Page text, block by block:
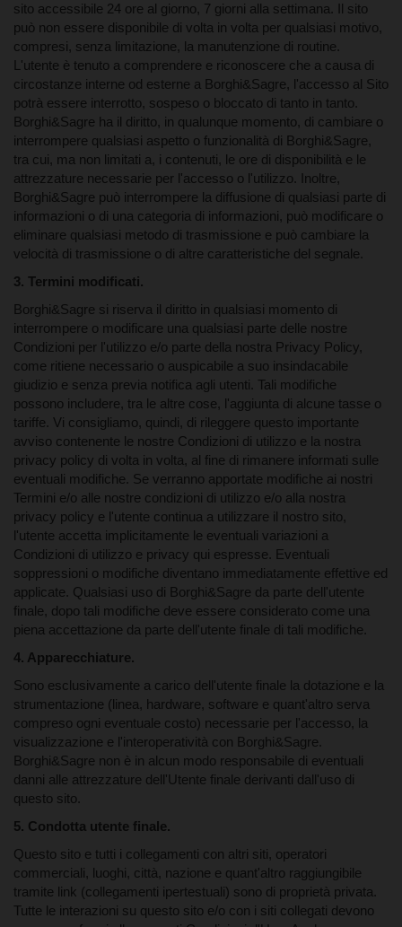
sito accessibile 24 ore al giorno, 7 giorni alla settimana. Il sito
può non essere disponibile di volta in volta per qualsiasi motivo,
compresi, senza limitazione, la manutenzione di routine.
L'utente è tenuto a comprendere e riconoscere che a causa di
circostanze interne od esterne a Borghi&Sagre, l'accesso al Sito
potrà essere interrotto, sospeso o bloccato di tanto in tanto.
Borghi&Sagre ha il diritto, in qualunque momento, di cambiare o
interrompere qualsiasi aspetto o funzionalità di Borghi&Sagre,
tra cui, ma non limitati a, i contenuti, le ore di disponibilità e le
attrezzature necessarie per l'accesso o l'utilizzo. Inoltre,
Borghi&Sagre può interrompere la diffusione di qualsiasi parte di
informazioni o di una categoria di informazioni, può modificare o
eliminare qualsiasi metodo di trasmissione e può cambiare la
velocità di trasmissione o di altre caratteristiche del segnale.
3. Termini modificati.
Borghi&Sagre si riserva il diritto in qualsiasi momento di
interrompere o modificare una qualsiasi parte delle nostre
Condizioni per l'utilizzo e/o parte della nostra Privacy Policy,
come ritiene necessario o auspicabile a suo insindacabile
giudizio e senza previa notifica agli utenti. Tali modifiche
possono includere, tra le altre cose, l'aggiunta di alcune tasse o
tariffe. Vi consigliamo, quindi, di rileggere questo importante
avviso contenente le nostre Condizioni di utilizzo e la nostra
privacy policy di volta in volta, al fine di rimanere informati sulle
eventuali modifiche. Se verranno apportate modifiche ai nostri
Termini e/o alle nostre condizioni di utilizzo e/o alla nostra
privacy policy e l'utente continua a utilizzare il nostro sito,
l'utente accetta implicitamente le eventuali variazioni a
Condizioni di utilizzo e privacy qui espresse. Eventuali
soppressioni o modifiche diventano immediatamente effettive ed
applicate. Qualsiasi uso di Borghi&Sagre da parte dell'utente
finale, dopo tali modifiche deve essere considerato come una
piena accettazione da parte dell'utente finale di tali modifiche.
4. Apparecchiature.
Sono esclusivamente a carico dell'utente finale la dotazione e la
strumentazione (linea, hardware, software e quant'altro serva
compreso ogni eventuale costo) necessarie per l'accesso, la
visualizzazione e l'interoperatività con Borghi&Sagre.
Borghi&Sagre non è in alcun modo responsabile di eventuali
danni alle attrezzature dell'Utente finale derivanti dall'uso di
questo sito.
5. Condotta utente finale.
Questo sito e tutti i collegamenti con altri siti, operatori
commerciali, luoghi, città, nazione e quant'altro raggiungibile
tramite link (collegamenti ipertestuali) sono di proprietà privata.
Tutte le interazioni su questo sito e/o con i siti collegati devono
ACCETTAZIONE DEI TERMINI E DELLE
CONDIZIONI
I TERMINI DI UTILIZZO
1. Definizioni.